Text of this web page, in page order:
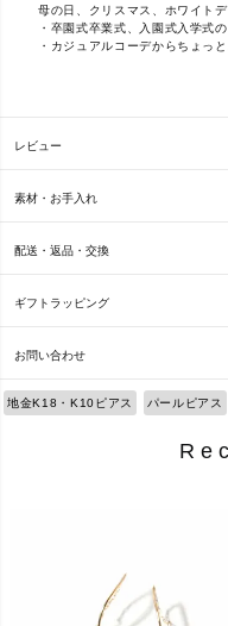
母の日、クリスマス、ホワイトデ
・卒園式卒業式、入園式入学式
・カジュアルコーデからちょっ
レビュー
素材・お手入れ
配送・返品・交換
ギフトラッピング
お問い合わせ
地金K18・K10ピアス パールピアス